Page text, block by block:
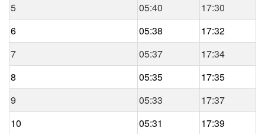
5
05:40
17:30
6
05:38
17:32
7
05:37
17:34
8
05:35
17:35
9
05:33
17:37
10
05:31
17:39